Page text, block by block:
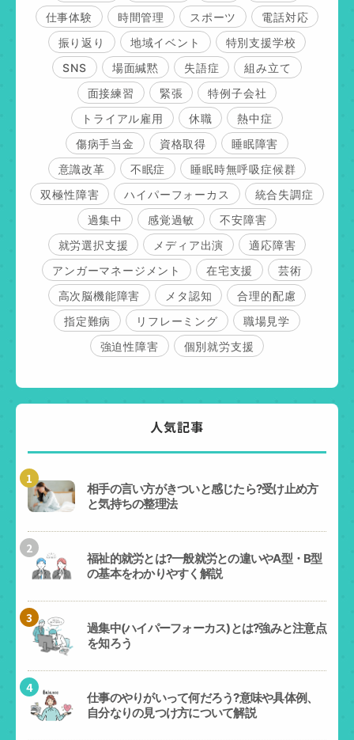
仕事体験
時間管理 スポーツ
電話対応
振り返り
地域イベント
特別支援学校
SNS
場面緘黙 失語症
組み立て
面接練習
緊張
特例子会社
トライアル雇用
休職
熱中症
傷病手当金
資格取得
睡眠障害
意識改革
不眠症
睡眠時無呼吸症候群
双極性障害
ハイパーフォーカス
統合失調症
過集中
感覚過敏
不安障害
就労選択支援
メディア出演
適応障害
アンガーマネージメント
在宅支援
芸術
高次脳機能障害
メタ認知
合理的配慮
指定難病
リフレーミング
職場見学
強迫性障害
個別就労支援
人気記事
1
相手の言い方がきついと感じたら?受け止め方
と気持ちの整理法
2
福祉的就労とは?一般就労との違いやA型・B型
の基本をわかりやすく解説
3
過集中(ハイパーフォーカス)とは?強みと注意点
を知ろう
4
仕事のやりがいって何だろう?意味や具体例、
自分なりの見つけ方について解説